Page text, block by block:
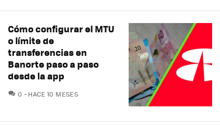
Cómo configurar el MTU
o límite de
transferencias en
Banorte paso a paso
desde la app
0 COMENTARIOS
HACE 10 MESES